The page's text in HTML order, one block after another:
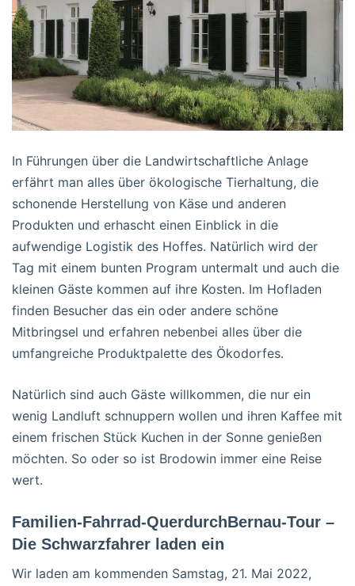
In Führungen über die Landwirtschaftliche Anlage
erfährt man alles über ökologische Tierhaltung, die
schonende Herstellung von Käse und anderen
Produkten und erhascht einen Einblick in die
aufwendige Logistik des Hoffes. Natürlich wird der
Tag mit einem bunten Program untermalt und auch die
kleinen Gäste kommen auf ihre Kosten. Im Hofladen
finden Besucher das ein oder andere schöne
Mitbringsel und erfahren nebenbei alles über die
umfangreiche Produktpalette des Ökodorfes.
Natürlich sind auch Gäste willkommen, die nur ein
wenig Landluft schnuppern wollen und ihren Kaffee mit
einem frischen Stück Kuchen in der Sonne genießen
möchten. So oder so ist Brodowin immer eine Reise
wert.
Familien-Fahrrad-QuerdurchBernau-Tour –
Die Schwarzfahrer laden ein
Wir laden am kommenden Samstag, 21. Mai 2022,